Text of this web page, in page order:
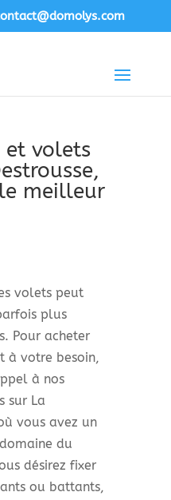
volets
meilleur
volets peut
plus
Pour acheter
à votre besoin,
à nos
sur La
vous avez un
du
désirez fixer
ou battants,